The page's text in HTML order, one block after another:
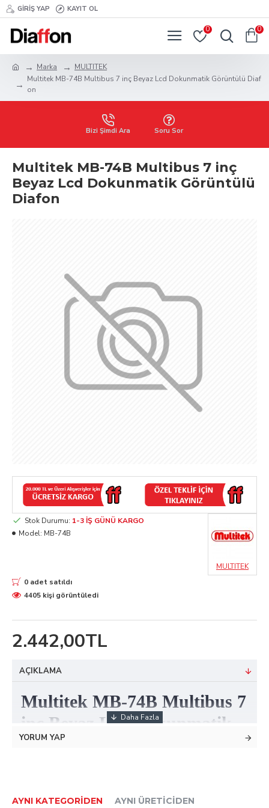
GIRIŞ YAP KAYIT OL
0 0
Marka
MULTITEK
Multitek MB-74B Multibus 7 inç Beyaz Lcd Dokunmatik Görüntülü Diaf
on
Bizi Şimdi Ara Soru Sor
Multitek MB-74B Multibus 7 inç
Beyaz Lcd Dokunmatik Görüntülü
Diafon
2.442,00TL
Stok Durumu: 1-3 İŞ GÜNÜ KARGO
Model: MB-74B
MULTITEK
0 adet satıldı
4405 kişi görüntüledi
AÇIKLAMA
Multitek MB-74B Multibus 7
inç Beyaz Lcd Dokunmatik
Görüntülü Diafon
Renk Beyaz
YORUM YAP
AYNI KATEGORIDEN AYNI ÜRETICIDEN